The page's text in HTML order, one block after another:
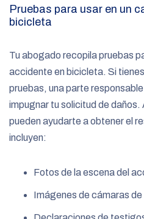
Pruebas para usar en un
bicicleta
Tu abogado recopila pruebas
accidente en bicicleta. Si
pruebas, una parte
impugnar tu solicitud de daños.
pueden ayudarte a obtener el
incluyen:
Fotos de la escena del
Imágenes de cámaras